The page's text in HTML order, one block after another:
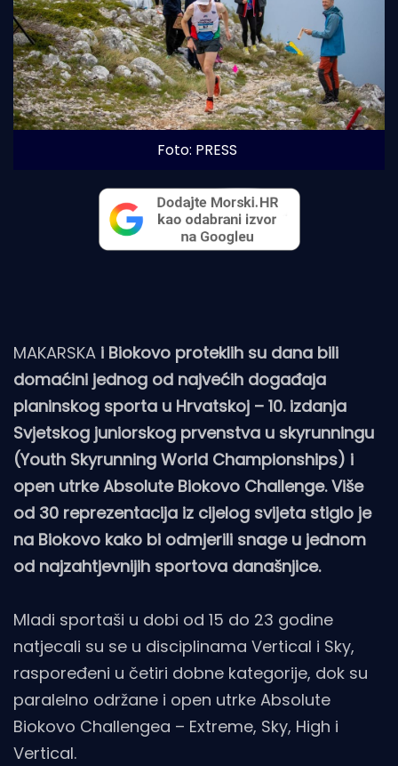
Foto: PRESS
MAKARSKA i Biokovo proteklih su dana bili
domaćini jednog od najvećih događaja
planinskog sporta u Hrvatskoj – 10. izdanja
Svjetskog juniorskog prvenstva u skyrunningu
(Youth Skyrunning World Championships) i
open utrke Absolute Biokovo Challenge. Više
od 30 reprezentacija iz cijelog svijeta stiglo je
na Biokovo kako bi odmjerili snage u jednom
od najzahtjevnijih sportova današnjice.
Mladi sportaši u dobi od 15 do 23 godine
natjecali su se u disciplinama Vertical i Sky,
raspoređeni u četiri dobne kategorije, dok su
paralelno održane i open utrke Absolute
Biokovo Challengea – Extreme, Sky, High i
Vertical.